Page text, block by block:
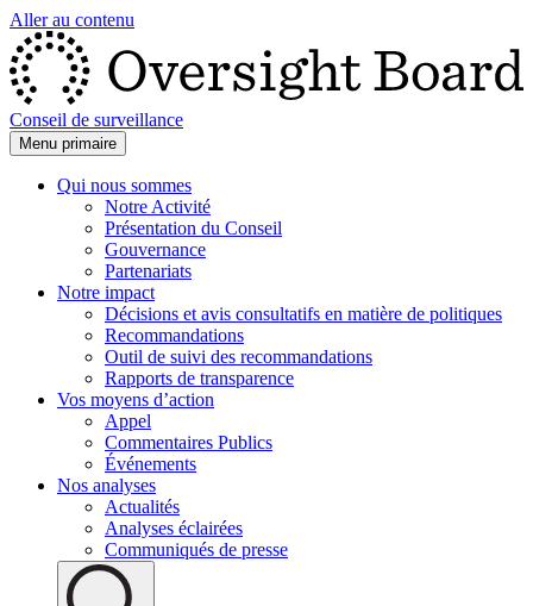
Aller au contenu
Conseil de surveillance
Menu primaire
Qui nous sommes
Notre Activité
Présentation du Conseil
Gouvernance
Partenariats
Notre impact
Décisions et avis consultatifs en matière de politiques
Recommandations
Outil de suivi des recommandations
Rapports de transparence
Vos moyens d’action
Appel
Commentaires Publics
Événements
Nos analyses
Actualités
Analyses éclairées
Communiqués de presse